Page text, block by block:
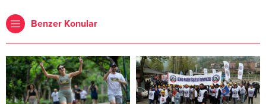
Benzer Konular